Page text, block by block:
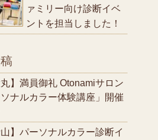
ァミリー向け診断イベ
ントを担当しました！
丸】満員御礼 Otonamiサロン
ナルカラー体験講座」開催
山】パーソナルカラー診断イ